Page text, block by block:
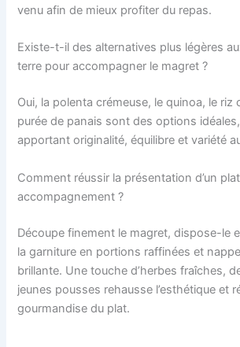
venu afin de mieux profiter du repas.
Existe-t-il des alternatives plus légères
terre pour accompagner le magret ?
Oui, la polenta crémeuse, le quinoa, le riz
purée de panais sont des options
apportant originalité, équilibre et variété
Comment réussir la présentation d’un
accompagnement ?
Découpe finement le magret, dispose-le
la garniture en portions raffinées et
brillante. Une touche d’herbes fraîches,
jeunes pousses rehausse l’esthétique et
gourmandise du plat.